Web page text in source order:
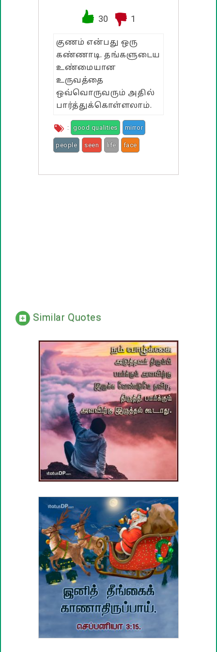
பண்டிகை வாழ்த்துக்கள்
30 1
குணம் என்பது ஒரு
கண்ணாடி. தங்களுடைய
உண்மையான
உருவத்தை
ஒவ்வொருவரும் அதில்
பார்த்துக்கொள்ளலாம்.
: good qualities mirror
people seen life face
Similar Quotes